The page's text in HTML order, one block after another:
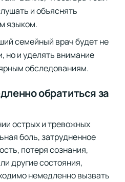
и объяснять
языком.
семейный врач будет не
но и уделять внимание
обследованиям.
обратиться за
острых и тревожных
боль, затрудненное
потеря сознания,
другие состояния,
немедленно вызвать